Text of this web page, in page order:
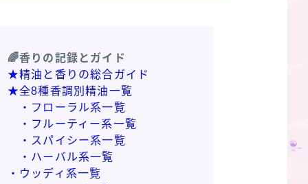
🌈香りの記録とガイド
★精油と香りの総合ガイド
★全8種香調別精油一覧
・フローラル系一覧
・フルーティー系一覧
・スパイシー系一覧
・ハーバル系一覧
・ウッディ系一覧